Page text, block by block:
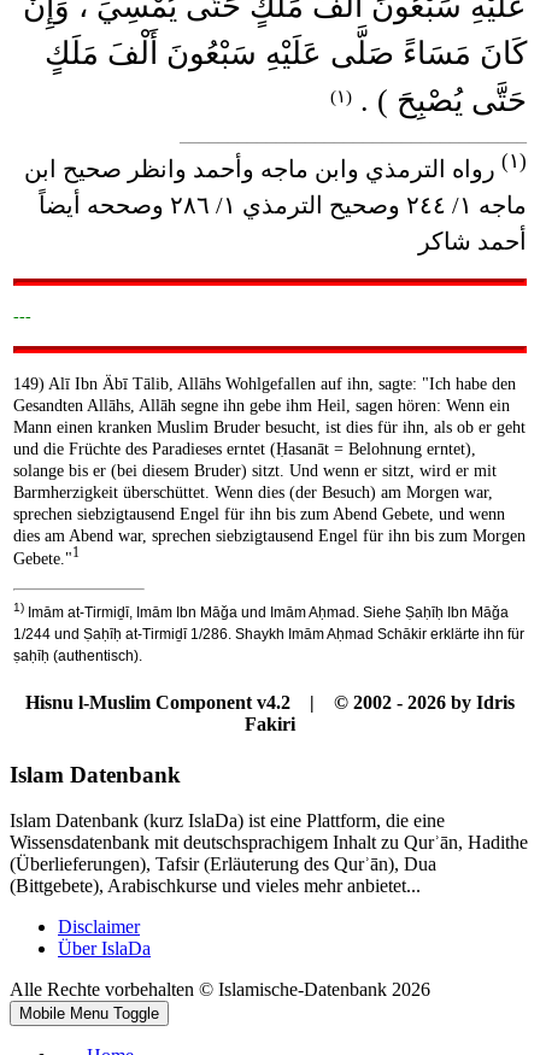
كَانَ مَسَاءً صَلَّى عَلَيْهِ سَبْعُونَ أَلْفَ مَلَكٍ
حَتَّى يُصْبِحَ ) . (١)
(١)
رواه الترمذي وابن ماجه وأحمد وانظر صحيح ابن
ماجه ١/ ٢٤٤ وصحيح الترمذي ١/ ٢٨٦ وصححه أيضاً
أحمد شاكر
---
149) Alī Ibn Äbī Tālib, Allāhs Wohlgefallen auf ihn, sagte: "Ich habe den
Gesandten Allāhs, Allāh segne ihn gebe ihm Heil, sagen hören: Wenn ein
Mann einen kranken Muslim Bruder besucht, ist dies für ihn, als ob er geht
und die Früchte des Paradieses erntet (Ḥasanāt = Belohnung erntet),
solange bis er (bei diesem Bruder) sitzt. Und wenn er sitzt, wird er mit
Barmherzigkeit überschüttet. Wenn dies (der Besuch) am Morgen war,
sprechen siebzigtausend Engel für ihn bis zum Abend Gebete, und wenn
dies am Abend war, sprechen siebzigtausend Engel für ihn bis zum Morgen
Gebete."1
1) Imām at-Tirmiḏī, Imām Ibn Māǧa und Imām Aḥmad. Siehe Ṣaḥīḥ Ibn Māǧa
1/244 und Ṣaḥīḥ at-Tirmiḏī 1/286. Shaykh Imām Aḥmad Schākir erklärte ihn für
ṣaḥīḥ (authentisch).
Hisnu l-Muslim Component v4.2 | © 2002 - 2026 by Idris
Fakiri
Islam Datenbank
Islam Datenbank (kurz IslaDa) ist eine Plattform, die eine
Wissensdatenbank mit deutschsprachigem Inhalt zu Qurʾān, Hadithe
(Überlieferungen), Tafsir (Erläuterung des Qurʾān), Dua
(Bittgebete), Arabischkurse und vieles mehr anbietet...
Disclaimer
Über IslaDa
Alle Rechte vorbehalten © Islamische-Datenbank 2026
Mobile Menu Toggle